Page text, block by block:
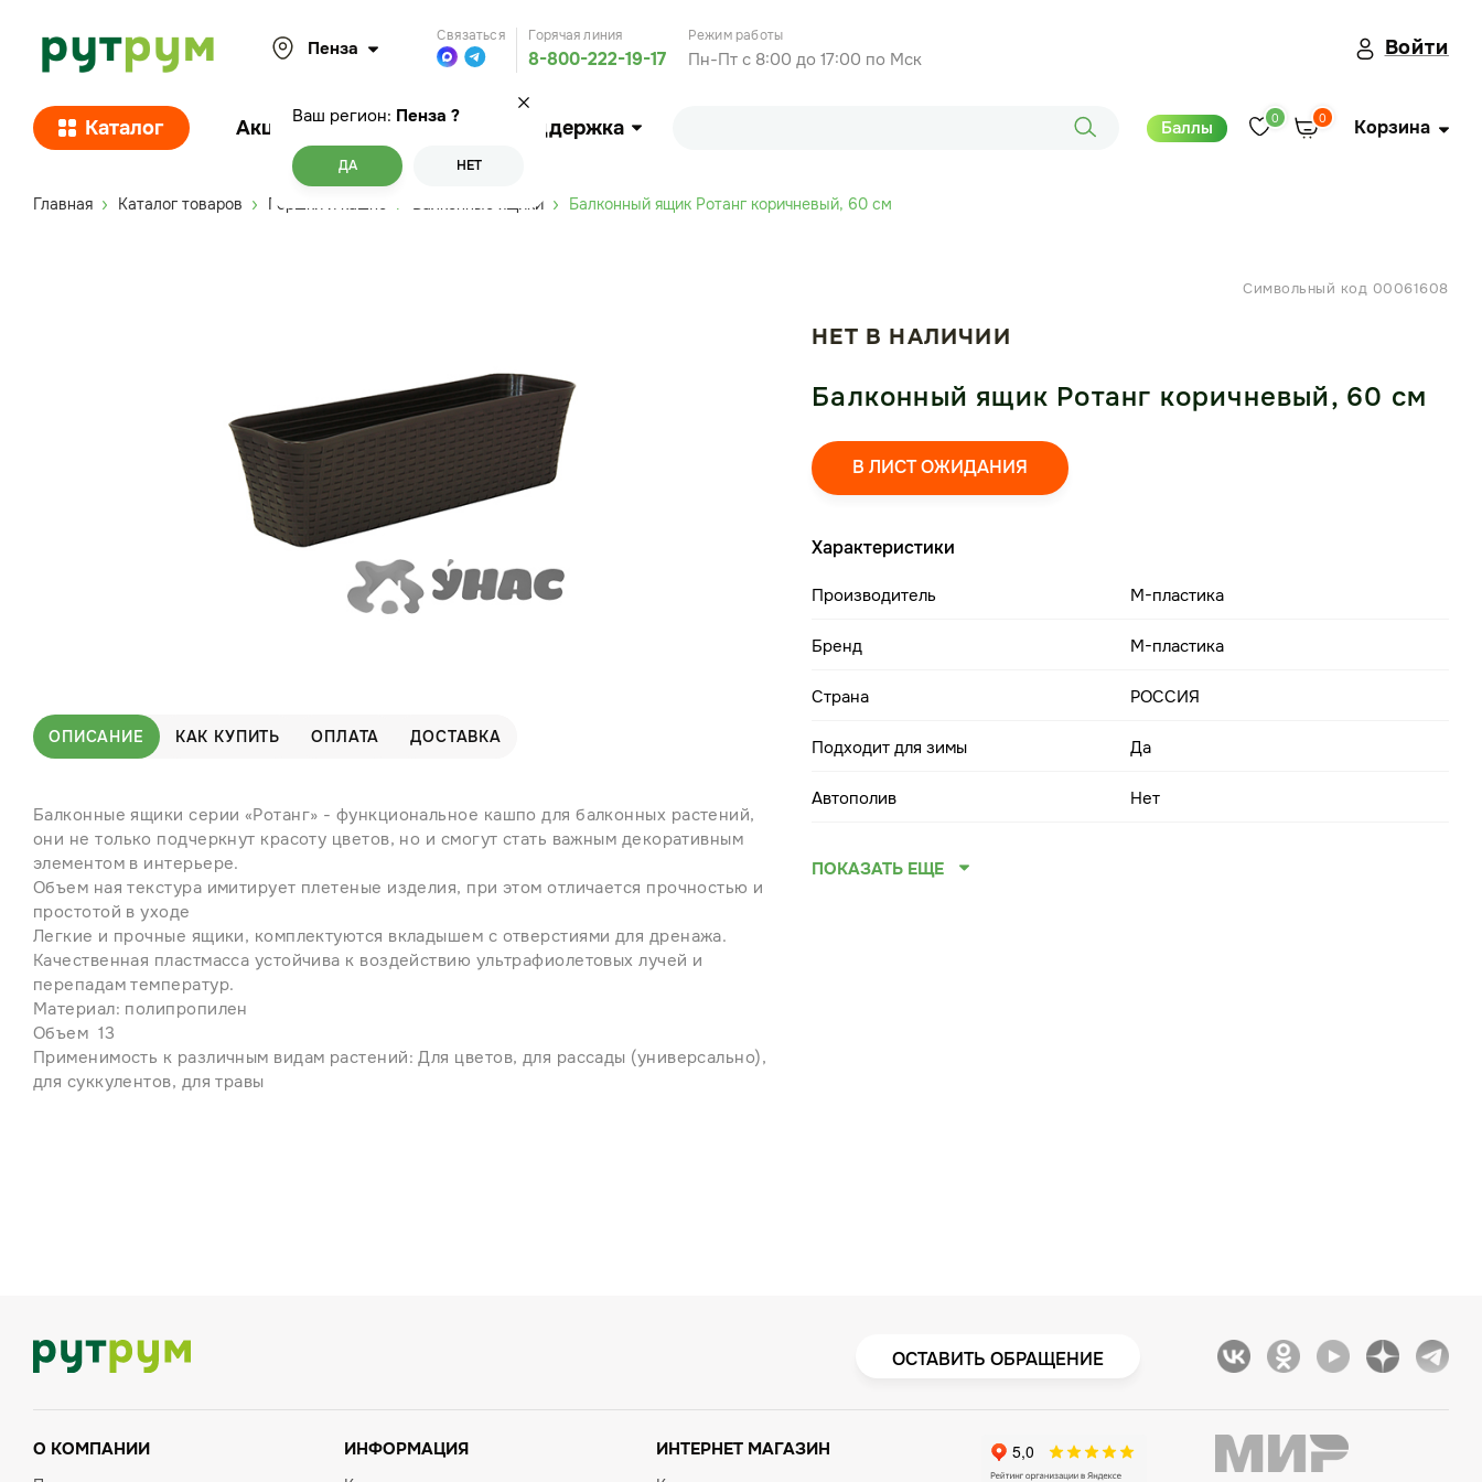
Пенза
Ваш регион: Пенза ?
ДА НЕТ
Связаться Горячая линия
8-800-222-19-17
Режим работы
Пн-Пт с 8:00 до 17:00 по Мск
Войти
Каталог Акции Покупателям Поддержка Баллы 0 0 Корзина
Главная Каталог товаров Горшки и кашпо Балконные ящики Балконный ящик Ротанг коричневый, 60 см
ОПИСАНИЕ КАК КУПИТЬ ОПЛАТА ДОСТАВКА
Балконные ящики серии «Ротанг» - функциональное кашпо для балконных растений,
они не только подчеркнут красоту цветов, но и смогут стать важным декоративным
элементом в интерьере.
Объем ная текстура имитирует плетеные изделия, при этом отличается прочностью и
простотой в уходе
Легкие и прочные ящики, комплектуются вкладышем с отверстиями для дренажа.
Качественная пластмасса устойчива к воздействию ультрафиолетовых лучей и
перепадам температур.
Материал: полипропилен
Объем 13
Применимость к различным видам растений: Для цветов, для рассады (универсально),
для суккулентов, для травы
Символьный код 00061608
НЕТ В НАЛИЧИИ
Балконный ящик Ротанг коричневый, 60 см
В ЛИСТ ОЖИДАНИЯ
Характеристики
Производитель М-пластика
Бренд М-пластика
Страна РОССИЯ
Подходит для зимы Да
Автополив Нет
ПОКАЗАТЬ ЕЩЕ
ОСТАВИТЬ ОБРАЩЕНИЕ
О КОМПАНИИ ИНФОРМАЦИЯ ИНТЕРНЕТ МАГАЗИН